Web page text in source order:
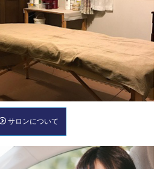
サロンについて